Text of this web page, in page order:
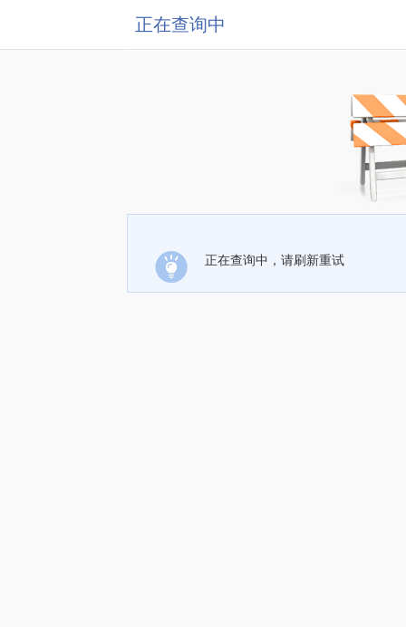
正在查询中
正在查询中，请刷新重试